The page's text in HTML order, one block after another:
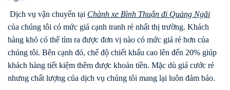
Dịch vụ vận chuyển tại Chành xe Bình Thuận đi Quảng Ngãi
của chúng tôi có mức giá cạnh tranh rẻ nhất thị trường. Khách
hàng khó có thể tìm ra được đơn vị nào có mức giá rẻ hơn của
chúng tôi. Bên cạnh đó, chế độ chiết khấu cao lên đến 20% giúp
khách hàng tiết kiệm thêm được khoản tiền. Mặc dù giá cước rẻ
nhưng chất lượng của dịch vụ chúng tôi mang lại luôn đảm bảo.